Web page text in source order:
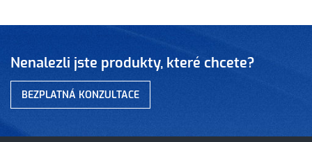
Nenalezli jste produkty, které chcete?
BEZPLATNÁ KONZULTACE